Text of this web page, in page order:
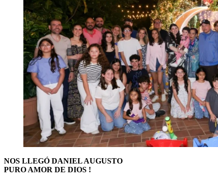
NOS LLEGÓ DANIEL AUGUSTO
PURO AMOR DE DIOS !